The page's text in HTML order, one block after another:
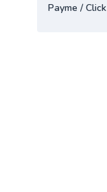
Payme / Click